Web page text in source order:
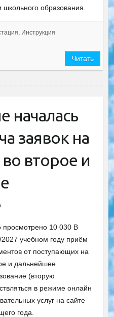
образования.
, Инструкция
Читать
началась
заявок на
второе и
просмотрено 10 030 В
2027 учебном году приём
от поступающих на
и дальнейшее
(вторую
в режиме онлайн
услуг на сайте
года.